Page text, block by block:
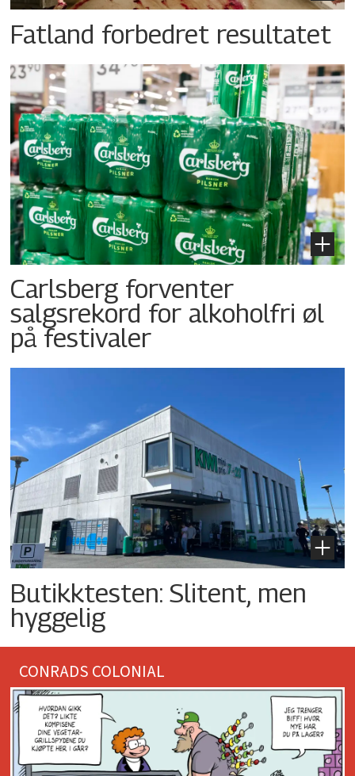
Fatland forbedret resultatet
Carlsberg forventer
salgsrekord for alkoholfri øl
på festivaler
Butikktesten: Slitent, men
hyggelig
CONRADS COLONIAL